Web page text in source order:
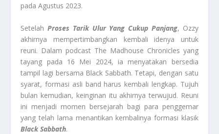
pada Agustus 2023.
SetelahProses Tarik Ulur Yang Cukup Panjang, Ozzy
akhirnya mempertimbangkan kembali idenya untuk
reuni. Dalam podcast The Madhouse Chronicles yang
tayang pada 16 Mei 2024, ia menyatakan bersedia
tampil lagi bersama Black Sabbath. Tetapi, dengan satu
syarat, formasi asli band harus kembali lengkap. Tujuh
bulan kemudian, keinginan itu akhirnya terwujud. Reuni
ini menjadi momen bersejarah bagi para penggemar
yang telah lama menantikan kembalinya formasi klasik
Black Sabbath.